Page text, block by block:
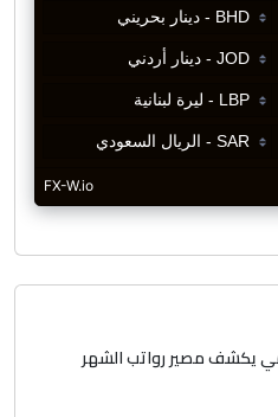
يكشف مصير رواتب الشهر